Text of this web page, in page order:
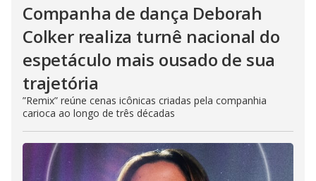
Companha de dança Deborah
Colker realiza turnê nacional do
espetáculo mais ousado de sua
trajetória
”Remix” reúne cenas icônicas criadas pela companhia
carioca ao longo de três décadas